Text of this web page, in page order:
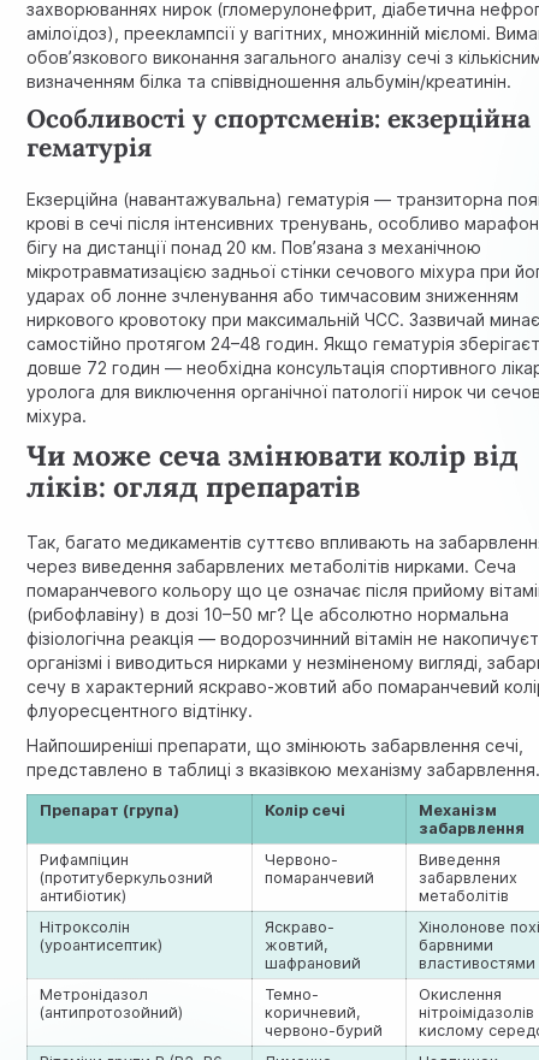
захворюваннях нирок (гломерулонефрит, діабетична
амілоїдоз), прееклампсії у вагітних, множинній мієломі.
обов’язкового виконання загального аналізу сечі з
визначенням білка та співвідношення альбумін/креатинін.
Особливості у спортсменів: екзерційна
гематурія
Екзерційна (навантажувальна) гематурія — транзиторна
крові в сечі після інтенсивних тренувань, особливо
бігу на дистанції понад 20 км. Пов’язана з механічною
мікротравматизацією задньої стінки сечового міхура при
ударах об лонне зчленування або тимчасовим зниженням
ниркового кровотоку при максимальній ЧСС. Зазвичай
самостійно протягом 24–48 годин. Якщо гематурія
довше 72 годин — необхідна консультація спортивного
уролога для виключення органічної патології нирок чи
міхура.
Чи може сеча змінювати колір від
ліків: огляд препаратів
Так, багато медикаментів суттєво впливають на
через виведення забарвлених метаболітів нирками. Сеча
помаранчевого кольору що це означає після прийому
(рибофлавіну) в дозі 10–50 мг? Це абсолютно нормальна
фізіологічна реакція — водорозчинний вітамін не
організмі і виводиться нирками у незміненому вигляді,
сечу в характерний яскраво-жовтий або помаранчевий
флуоресцентного відтінку.
Найпоширеніші препарати, що змінюють забарвлення сечі,
представлено в таблиці з вказівкою механізму
Препарат (група) Колір сечі
Механізм
забарвлення
Рифампіцин
(протитуберкульозний
антибіотик)
Червоно-
помаранчевий
Виведення
забарвлених
метаболітів
Нітроксолін
(уроантисептик)
Яскраво-
жовтий,
шафрановий
Хінолонове
барвними
властивостями
Метронідазол
(антипротозойний)
Темно-
коричневий,
червоно-бурий
Окислення
нітроімідазолів
кислому